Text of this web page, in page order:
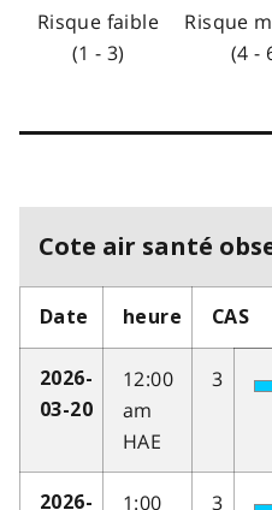
Risque faible
(1 - 3)
Risque
(4 -
Cote air santé
Date heure CAS
2026-
03-20
12:00
am
HAE
3
2026-
1:00
3